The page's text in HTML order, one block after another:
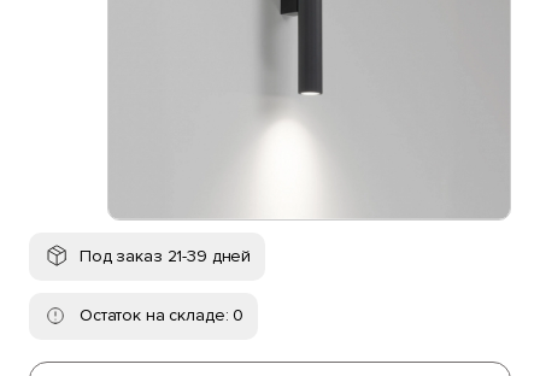
Под заказ 21-39 дней
Остаток на складе: 0